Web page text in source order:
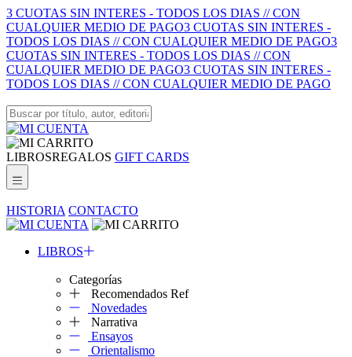
3 CUOTAS SIN INTERES - TODOS LOS DIAS // CON
CUALQUIER MEDIO DE PAGO3 CUOTAS SIN INTERES -
TODOS LOS DIAS // CON CUALQUIER MEDIO DE PAGO3
CUOTAS SIN INTERES - TODOS LOS DIAS // CON
CUALQUIER MEDIO DE PAGO3 CUOTAS SIN INTERES -
TODOS LOS DIAS // CON CUALQUIER MEDIO DE PAGO
LIBROSREGALOS GIFT CARDS
HISTORIA CONTACTO
LIBROS
Categorías
Recomendados Ref
Novedades
Narrativa
Ensayos
Orientalismo